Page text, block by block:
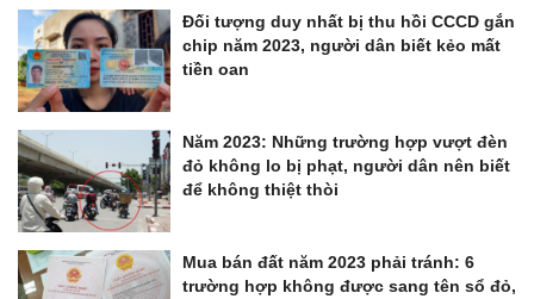
Đối tượng duy nhất bị thu hồi CCCD gắn
chip năm 2023, người dân biết kẻo mất
tiền oan
Năm 2023: Những trường hợp vượt đèn
đỏ không lo bị phạt, người dân nên biết
để không thiệt thòi
Mua bán đất năm 2023 phải tránh: 6
trường hợp không được sang tên sổ đỏ,